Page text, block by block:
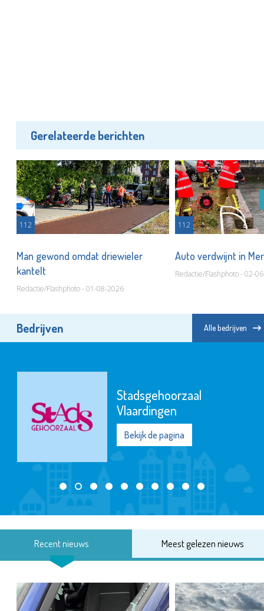
Gerelateerde berichten
112
Man gewond omdat driewieler
kantelt
Redactie/Flashphoto - 01-08-2026
112
Auto verdwijnt in
Redactie/Flashphoto - 02-
Bedrijven Alle bedrijven
Stadsgehoorzaal
Vlaardingen
Bekijk de pagina
Recent nieuws Meest gelezen nieuws